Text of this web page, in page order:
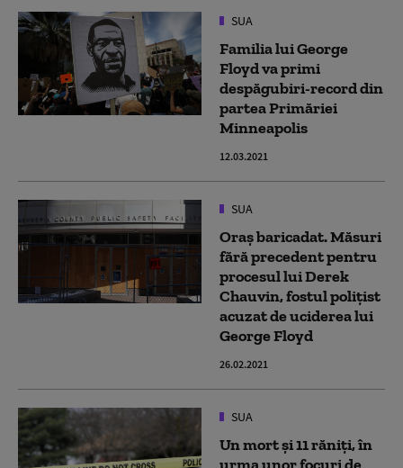
SUA
Familia lui George
Floyd va primi
despăgubiri-record din
partea Primăriei
Minneapolis
12.03.2021
SUA
Oraș baricadat. Măsuri
fără precedent pentru
procesul lui Derek
Chauvin, fostul polițist
acuzat de uciderea lui
George Floyd
26.02.2021
SUA
Un mort și 11 răniți, în